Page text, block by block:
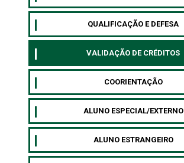
QUALIFICAÇÃO E DEFESA
VALIDAÇÃO DE CRÉDITOS
COORIENTAÇÃO
ALUNO ESPECIAL/EXTERNO
⁠ALUNO ESTRANGEIRO